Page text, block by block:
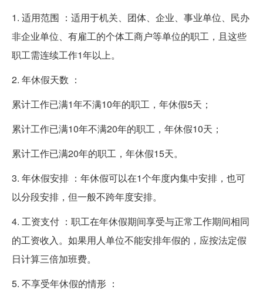
1. 适用范围 ：适用于机关、团体、企业、事业单位、民办
非企业单位、有雇工的个体工商户等单位的职工，且这些
职工需连续工作1年以上。
2. 年休假天数 ：
累计工作已满1年不满10年的职工，年休假5天；
累计工作已满10年不满20年的职工，年休假10天；
累计工作已满20年的职工，年休假15天。
3. 年休假安排 ：年休假可以在1个年度内集中安排，也可
以分段安排，但一般不跨年度安排。
4. 工资支付 ：职工在年休假期间享受与正常工作期间相同
的工资收入。如果用人单位不能安排年假的，应按法定假
日计算三倍加班费。
5. 不享受年休假的情形 ：